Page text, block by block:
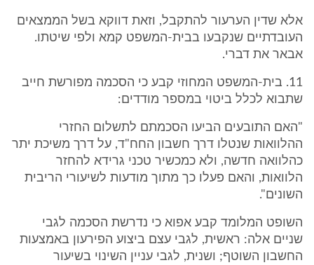
אלא שדין הערעור להתקבל, וזאת דווקא בשל הממצאים
העובדתיים שנקבעו בבית-המשפט קמא ולפי שיטתו.
אבאר את דברי.
11. בית-המשפט המחוזי קבע כי הסכמה מפורשת חייב
שתבוא לכלל ביטוי במספר מודדים:
"האם התובעים הביעו הסכמתם לתשלום החזרי
ההלוואות שנטלו דרך חשבון החח"ד, על דרך משיכת יתר
כהלוואה חדשה, ולא כמכשיר טכני גרידא להחזר
הלוואות, והאם פעלו כך מתוך מודעות לשיעורי הריבית
השונים".
השופט המלומד קבע אפוא כי נדרשת הסכמה לגבי
שניים אלה: ראשית, לגבי עצם ביצוע הפירעון באמצעות
החשבון השוטף; ושנית, לגבי עניין השינוי בשיעור